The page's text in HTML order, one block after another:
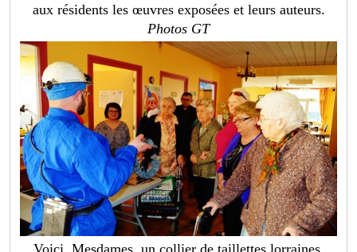
aux résidents les œuvres exposées et leurs auteurs.
Photos GT